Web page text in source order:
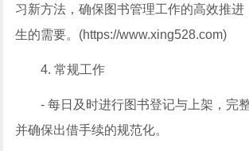
习新方法，确保图书管理工作的高效推进
生的需要。(https://www.xing528.com)
4. 常规工作
- 每日及时进行图书登记与上架，完
并确保出借手续的规范化。